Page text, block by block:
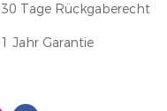
30 Tage Rückgaberecht
1 Jahr Garantie